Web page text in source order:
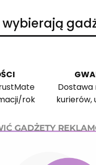
wybierają
rok
Dostawa
kurierów,